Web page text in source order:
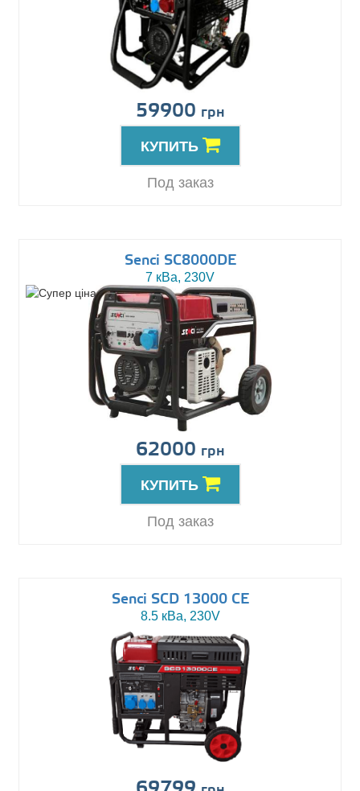
59900 грн
КУПИТЬ
Под заказ
Senci SC8000DE
7 кВа, 230V
62000 грн
КУПИТЬ
Под заказ
Senci SCD 13000 CE
8.5 кВа, 230V